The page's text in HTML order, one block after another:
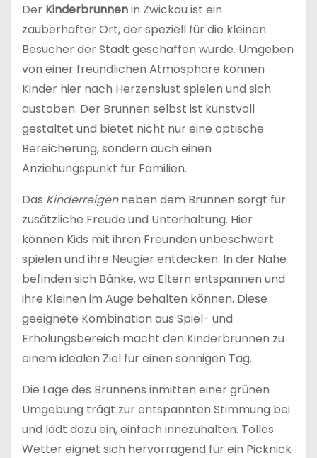
Der Kinderbrunnenin Zwickau ist ein
zauberhafter Ort, der speziell für die kleinen
Besucher der Stadt geschaffen wurde. Umgeben
von einer freundlichen Atmosphäre können
Kinder hier nach Herzenslust spielen und sich
austoben. Der Brunnen selbst ist kunstvoll
gestaltet und bietet nicht nur eine optische
Bereicherung, sondern auch einen
Anziehungspunkt für Familien.
Das Kinderreigenneben dem Brunnen sorgt für
zusätzliche Freude und Unterhaltung. Hier
können Kids mit ihren Freunden unbeschwert
spielen und ihre Neugier entdecken. In der Nähe
befinden sich Bänke, wo Eltern entspannen und
ihre Kleinen im Auge behalten können. Diese
geeignete Kombination aus Spiel- und
Erholungsbereich macht den Kinderbrunnen zu
einem idealen Ziel für einen sonnigen Tag.
Die Lage des Brunnens inmitten einer grünen
Umgebung trägt zur entspannten Stimmung bei
und lädt dazu ein, einfach innezuhalten. Tolles
Wetter eignet sich hervorragend für ein Picknick